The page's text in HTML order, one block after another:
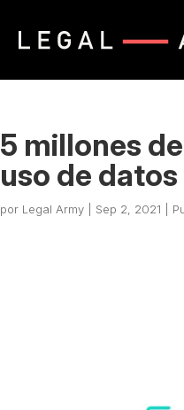
5 millones
uso de
por Legal Army Sep 2, 2021